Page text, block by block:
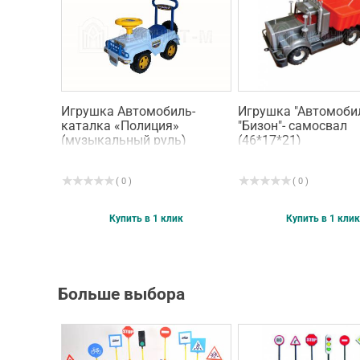
Игрушка Автомобиль-
каталка «Полиция»
(музыкальный руль)
( 0 )
Купить в 1 клик
Игрушка
"Бизон"- самосвал
(46*17*21)
( 0 )
Купить в 1 клик
Больше выбора